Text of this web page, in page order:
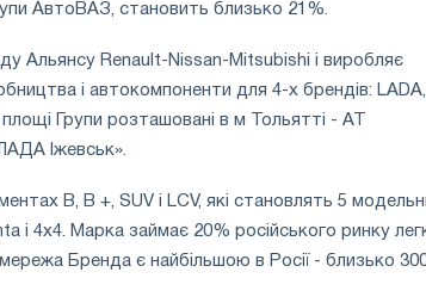
АвтоВАЗ, становить близько 21%.
Альянсу Renault-Nissan-Mitsubishi і виробляє
і автокомпоненти для 4-х брендів: LADA,
Групи розташовані в м Тольятті - АТ
Іжевськ».
В, В +, SUV і LCV, які становлять 5
і 4x4. Марка займає 20% російського ринку
Бренда є найбільшою в Росії - близько